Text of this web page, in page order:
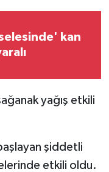
kan
yağış etkili
şiddetli
etkili oldu.